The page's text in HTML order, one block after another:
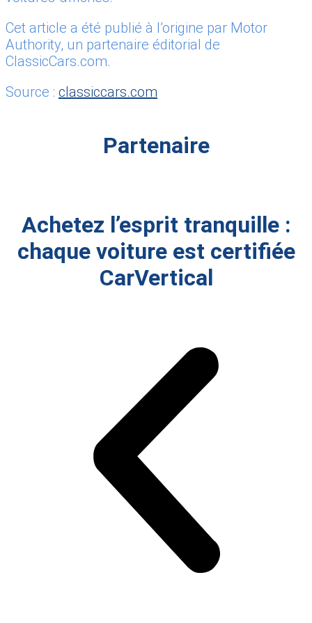
Cet article a été publié à l’origine par Motor
Authority, un partenaire éditorial de
ClassicCars.com.
Source : classiccars.com
Partenaire
Achetez l’esprit tranquille :
chaque voiture est certifiée
CarVertical